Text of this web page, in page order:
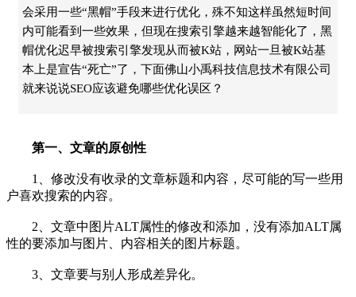
会采用一些“黑帽”手段来进行优化，殊不知这样虽然短时间
内可能看到一些效果，但现在搜索引擎越来越智能化了，黑
帽优化迟早被搜索引擎发现从而被K站，网站一旦被K站基
本上是宣告“死亡”了，下面佛山小禹科技信息技术有限公司
就来说说SEO应该避免哪些优化误区？
第一、文章的原创性
1、修改没有收录的文章标题和内容，尽可能的写一些用
户喜欢搜索的内容。
2、文章中图片ALT属性的修改和添加，没有添加ALT属
性的要添加与图片、内容相关的图片标题。
3、文章要与别人形成差异化。